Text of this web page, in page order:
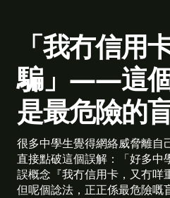
「我冇信用
騙」——這
是最危險的
很多中學生覺得網絡威脅離自
直接點破這個誤解：「好多中
誤概念『我冇信用卡，又冇咩
但呢個諗法，正正係最危險嘅